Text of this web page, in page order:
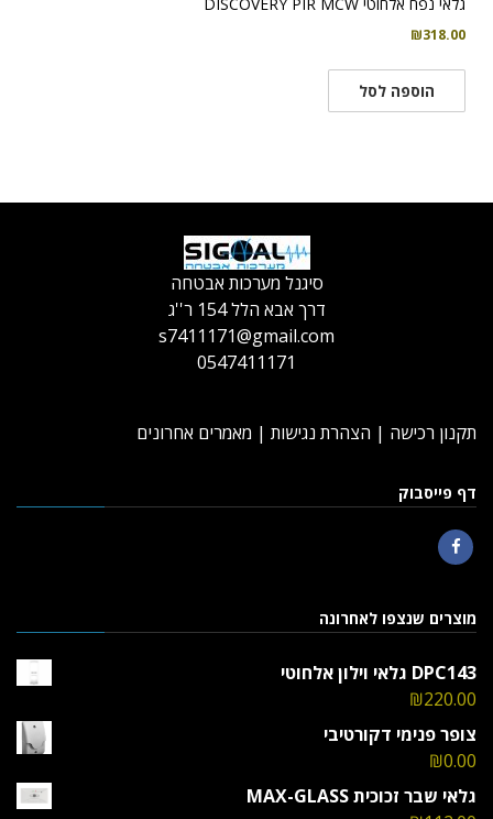
₪318.00
הוספה לסל
סיגנל מערכות אבטחה
דרך אבא הלל 154 ר''ג
s7411171@gmail.com
0547411171
תקנון רכישה | הצהרת נגישות | מאמרים אחרונים
דף פייסבוק
מוצרים שנצפו לאחרונה
DPC143 גלאי וילון אלחוטי
₪220.00
צופר פנימי דקורטיבי
₪0.00
גלאי שבר זכוכית MAX-GLASS